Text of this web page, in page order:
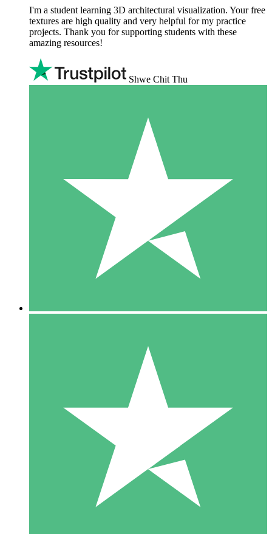
I'm a student learning 3D architectural visualization. Your free
textures are high quality and very helpful for my practice
projects. Thank you for supporting students with these
amazing resources!
Shwe Chit Thu